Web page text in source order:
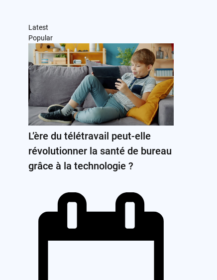
Latest
Popular
L’ère du télétravail peut-elle
révolutionner la santé de bureau
grâce à la technologie ?